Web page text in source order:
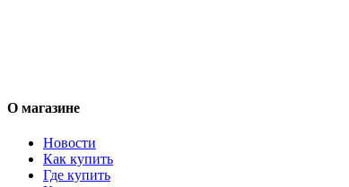
О магазине
Новости
Как купить
Где купить